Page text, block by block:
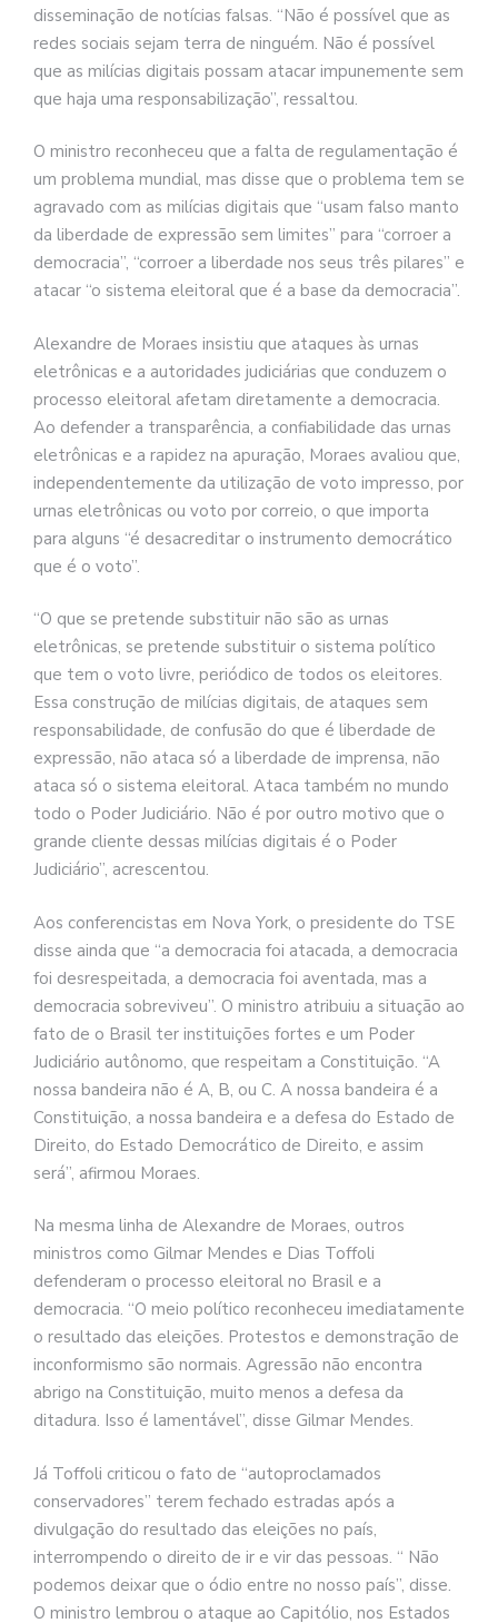
disseminação de notícias falsas. “Não é possível que as
redes sociais sejam terra de ninguém. Não é possível
que as milícias digitais possam atacar impunemente sem
que haja uma responsabilização”, ressaltou.
O ministro reconheceu que a falta de regulamentação é
um problema mundial, mas disse que o problema tem se
agravado com as milícias digitais que “usam falso manto
da liberdade de expressão sem limites” para “corroer a
democracia”, “corroer a liberdade nos seus três pilares” e
atacar “o sistema eleitoral que é a base da democracia”.
Alexandre de Moraes insistiu que ataques às urnas
eletrônicas e a autoridades judiciárias que conduzem o
processo eleitoral afetam diretamente a democracia.
Ao defender a transparência, a confiabilidade das urnas
eletrônicas e a rapidez na apuração, Moraes avaliou que,
independentemente da utilização de voto impresso, por
urnas eletrônicas ou voto por correio, o que importa
para alguns “é desacreditar o instrumento democrático
que é o voto”.
“O que se pretende substituir não são as urnas
eletrônicas, se pretende substituir o sistema político
que tem o voto livre, periódico de todos os eleitores.
Essa construção de milícias digitais, de ataques sem
responsabilidade, de confusão do que é liberdade de
expressão, não ataca só a liberdade de imprensa, não
ataca só o sistema eleitoral. Ataca também no mundo
todo o Poder Judiciário. Não é por outro motivo que o
grande cliente dessas milícias digitais é o Poder
Judiciário”, acrescentou.
Aos conferencistas em Nova York, o presidente do TSE
disse ainda que “a democracia foi atacada, a democracia
foi desrespeitada, a democracia foi aventada, mas a
democracia sobreviveu”. O ministro atribuiu a situação ao
fato de o Brasil ter instituições fortes e um Poder
Judiciário autônomo, que respeitam a Constituição. “A
nossa bandeira não é A, B, ou C. A nossa bandeira é a
Constituição, a nossa bandeira e a defesa do Estado de
Direito, do Estado Democrático de Direito, e assim
será”, afirmou Moraes.
Na mesma linha de Alexandre de Moraes, outros
ministros como Gilmar Mendes e Dias Toffoli
defenderam o processo eleitoral no Brasil e a
democracia. “O meio político reconheceu imediatamente
o resultado das eleições. Protestos e demonstração de
inconformismo são normais. Agressão não encontra
abrigo na Constituição, muito menos a defesa da
ditadura. Isso é lamentável”, disse Gilmar Mendes.
Já Toffoli criticou o fato de “autoproclamados
conservadores” terem fechado estradas após a
divulgação do resultado das eleições no país,
interrompendo o direito de ir e vir das pessoas. “ Não
podemos deixar que o ódio entre no nosso país”, disse.
O ministro lembrou o ataque ao Capitólio, nos Estados